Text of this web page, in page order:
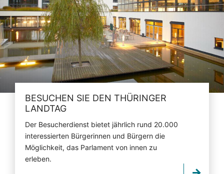
BESUCHEN SIE DEN THÜRINGER
LANDTAG
Der Besucherdienst bietet jährlich rund 20.000
interessierten Bürgerinnen und Bürgern die
Möglichkeit, das Parlament von innen zu
erleben.